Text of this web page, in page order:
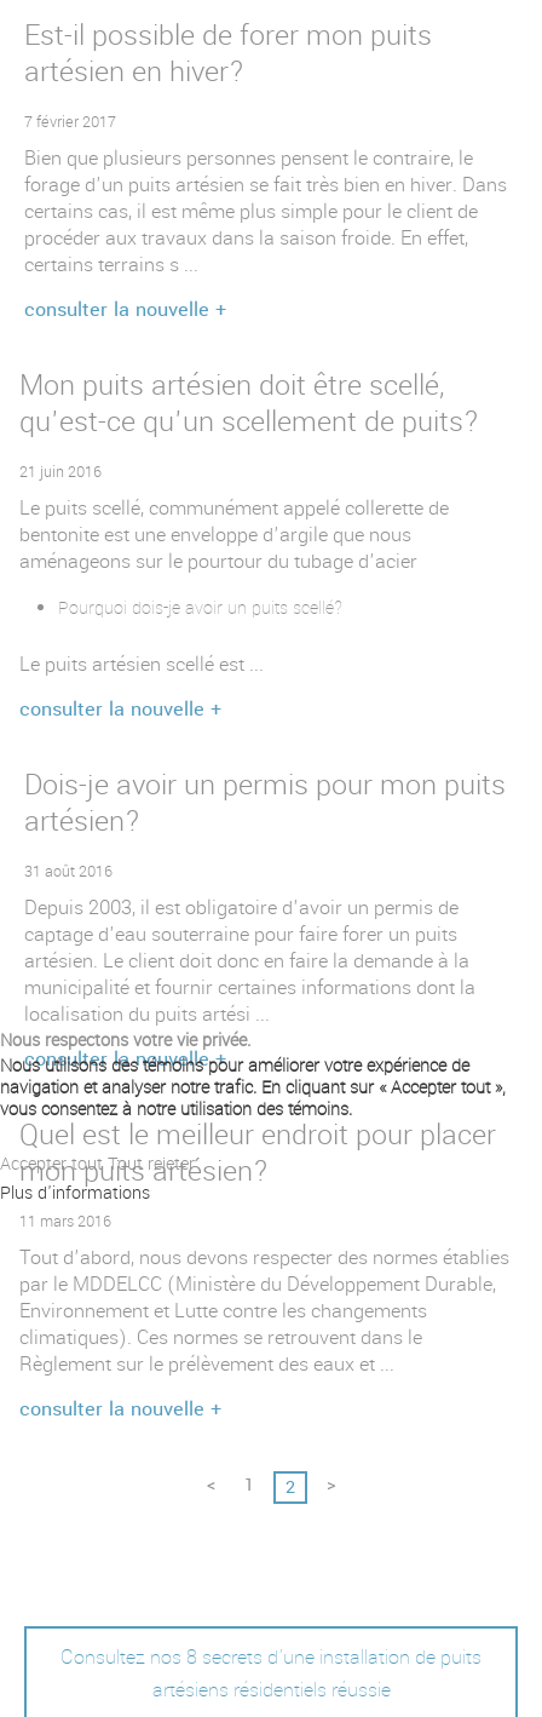
puits municipaux
Est-il possible de forer mon puits
artésien en hiver?
7 février 2017
Bien que plusieurs personnes pensent le contraire, le
forage d'un puits artésien se fait très bien en hiver. Dans
certains cas, il est même plus simple pour le client de
procéder aux travaux dans la saison froide. En effet,
certains terrains s ...
consulter la nouvelle +
Mon puits artésien doit être scellé,
qu'est-ce qu'un scellement de puits?
21 juin 2016
Le puits scellé, communément appelé collerette de
bentonite est une enveloppe d'argile que nous
aménageons sur le pourtour du tubage d'acier
Pourquoi dois-je avoir un puits scellé?
Le puits artésien scellé est ...
consulter la nouvelle +
Dois-je avoir un permis pour mon puits
artésien?
31 août 2016
Depuis 2003, il est obligatoire d'avoir un permis de
captage d'eau souterraine pour faire forer un puits
artésien. Le client doit donc en faire la demande à la
municipalité et fournir certaines informations dont la
localisation du puits artési ...
consulter la nouvelle +
Quel est le meilleur endroit pour placer
mon puits artésien?
11 mars 2016
Tout d'abord, nous devons respecter des normes établies
par le MDDELCC (Ministère du Développement Durable,
Environnement et Lutte contre les changements
climatiques). Ces normes se retrouvent dans le
Règlement sur le prélèvement des eaux et ...
consulter la nouvelle +
< 1 2 >
Consultez nos 8 secrets d'une installation de puits
artésiens résidentiels réussie
Nous respectons votre vie privée.
Nous utilisons des témoins pour améliorer votre expérience de
navigation et analyser notre trafic. En cliquant sur « Accepter tout »,
vous consentez à notre utilisation des témoins.
Accepter tout Tout rejeter
Plus d'informations